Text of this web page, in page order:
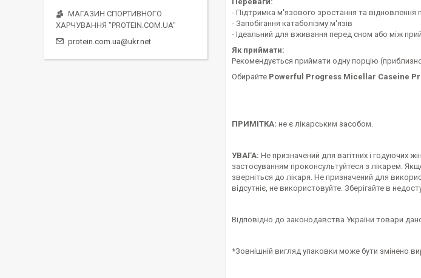
- Підтримка м'язового зростання та відновлення
- Запобігання катаболізму м'язів
- Ідеальний для вживання перед сном або між
Як приймати:
Рекомендується приймати одну порцію
Обирайте Powerful Progress Micellar Caseine
ПРИМІТКА: не є лікарським засобом.
УВАГА: Не призначений для вагітних і годуючих
застосуванням проконсультуйтеся з лікарем.
зверніться до лікаря. Не призначений для
відсутніє, не використовуйте. Зберігайте в
Відповідно до законодавства України товари
*Зовнішній вигляд упаковки може бути змінено
МАГАЗИН СПОРТИВНОГО
ХАРЧУВАННЯ "PROTEIN.COM.UA"
protein.com.ua@ukr.net